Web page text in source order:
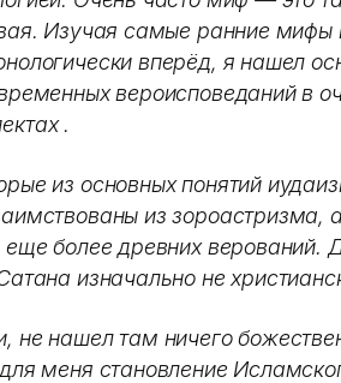
Изучая самые ранние мифы
вперёд, я нашел
вероисповеданий в
.
из основных понятий
из зороастризма,
более древних верований.
изначально не
не нашел там ничего
меня становление